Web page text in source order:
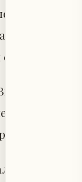
чем на 6%
Оба
до